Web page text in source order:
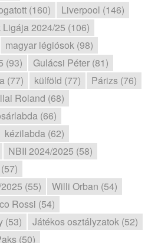
(160)
Liverpool (146)
Ligája 2024/25 (106)
magyar légiósok (98)
(93)
Gulácsi Péter (81)
(77)
külföld (77)
Párizs (76)
Roland (68)
(66)
kézilabda (62)
NBII 2024/2025 (58)
(55)
Willi Orban (54)
Rossi (54)
(53)
Játékos osztályzatok (52)
(50)